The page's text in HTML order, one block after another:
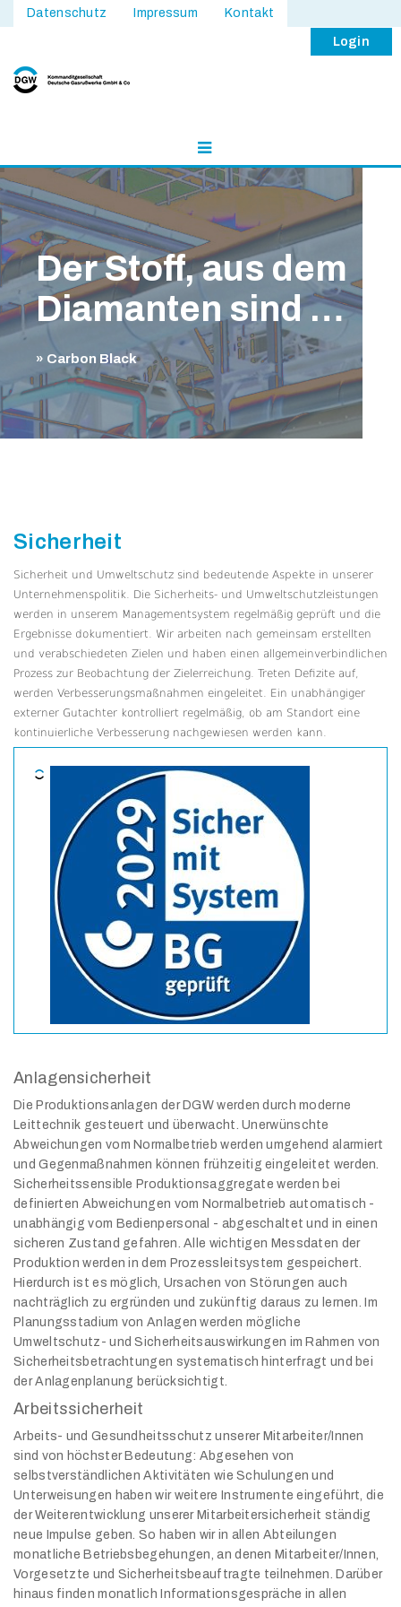
Datenschutz Impressum Kontakt
Login
Der Stoff, aus dem
Diamanten sind …
» Carbon Black
Sicherheit
Sicherheit und Umweltschutz sind bedeutende Aspekte in unserer
Unternehmenspolitik. Die Sicherheits- und Umweltschutzleistungen
werden in unserem Managementsystem regelmäßig geprüft und die
Ergebnisse dokumentiert. Wir arbeiten nach gemeinsam erstellten
und verabschiedeten Zielen und haben einen allgemeinverbindlichen
Prozess zur Beobachtung der Zielerreichung. Treten Defizite auf,
werden Verbesserungsmaßnahmen eingeleitet. Ein unabhängiger
externer Gutachter kontrolliert regelmäßig, ob am Standort eine
kontinuierliche Verbesserung nachgewiesen werden kann.
Anlagensicherheit
Die Produktionsanlagen der DGW werden durch moderne
Leittechnik gesteuert und überwacht. Unerwünschte
Abweichungen vom Normalbetrieb werden umgehend alarmiert
und Gegenmaßnahmen können frühzeitig eingeleitet werden.
Sicherheitssensible Produktionsaggregate werden bei
definierten Abweichungen vom Normalbetrieb automatisch -
unabhängig vom Bedienpersonal - abgeschaltet und in einen
sicheren Zustand gefahren. Alle wichtigen Messdaten der
Produktion werden in dem Prozessleitsystem gespeichert.
Hierdurch ist es möglich, Ursachen von Störungen auch
nachträglich zu ergründen und zukünftig daraus zu lernen. Im
Planungsstadium von Anlagen werden mögliche
Umweltschutz- und Sicherheitsauswirkungen im Rahmen von
Sicherheitsbetrachtungen systematisch hinterfragt und bei
der Anlagenplanung berücksichtigt.
Arbeitssicherheit
Arbeits- und Gesundheitsschutz unserer Mitarbeiter/Innen
sind von höchster Bedeutung: Abgesehen von
selbstverständlichen Aktivitäten wie Schulungen und
Unterweisungen haben wir weitere Instrumente eingeführt, die
der Weiterentwicklung unserer Mitarbeitersicherheit ständig
neue Impulse geben. So haben wir in allen Abteilungen
monatliche Betriebsbegehungen, an denen Mitarbeiter/Innen,
Vorgesetzte und Sicherheitsbeauftragte teilnehmen. Darüber
hinaus finden monatlich Informationsgespräche in allen